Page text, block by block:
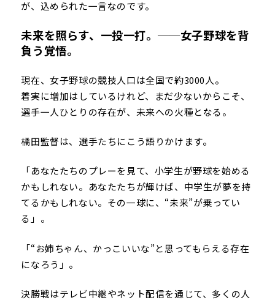
が、込められた一言なのです。
未来を照らす、一投一打。──女子野球を背
負う覚悟。
現在、女子野球の競技人口は全国で約3000人。
着実に増加はしているけれど、まだ少ないからこそ、
選手一人ひとりの存在が、未来への火種となる。
橘田監督は、選手たちにこう語りかけます。
「あなたたちのプレーを見て、小学生が野球を始める
かもしれない。あなたたちが輝けば、中学生が夢を持
てるかもしれない。その一球に、“未来”が乗ってい
る」。
「“お姉ちゃん、かっこいいな”と思ってもらえる存在
になろう」。
決勝戦はテレビ中継やネット配信を通じて、多くの人